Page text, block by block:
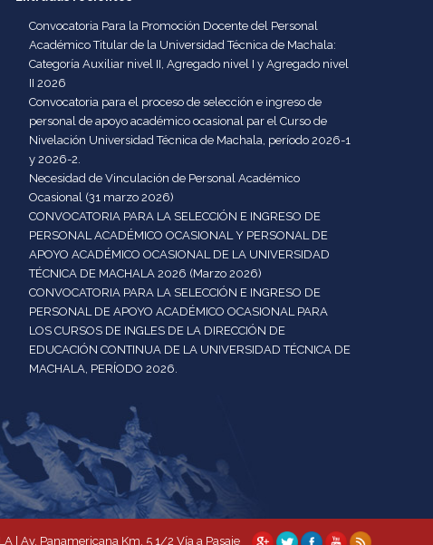
Convocatoria Para la Promoción Docente del Personal
Académico Titular de la Universidad Técnica de Machala:
Categoría Auxiliar nivel II, Agregado nivel I y Agregado nivel
II 2026
Convocatoria para el proceso de selección e ingreso de
personal de apoyo académico ocasional par el Curso de
Nivelación Universidad Técnica de Machala, período 2026-1
y 2026-2.
Necesidad de Vinculación de Personal Académico
Ocasional (31 marzo 2026)
CONVOCATORIA PARA LA SELECCIÓN E INGRESO DE
PERSONAL ACADÉMICO OCASIONAL Y PERSONAL DE
APOYO ACADÉMICO OCASIONAL DE LA UNIVERSIDAD
TÉCNICA DE MACHALA 2026 (Marzo 2026)
CONVOCATORIA PARA LA SELECCIÓN E INGRESO DE
PERSONAL DE APOYO ACADÉMICO OCASIONAL PARA
LOS CURSOS DE INGLES DE LA DIRECCIÓN DE
EDUCACIÓN CONTINUA DE LA UNIVERSIDAD TÉCNICA DE
MACHALA, PERÍODO 2026.
| Av. Panamericana Km. 5 1/2 Vía a Pasaje